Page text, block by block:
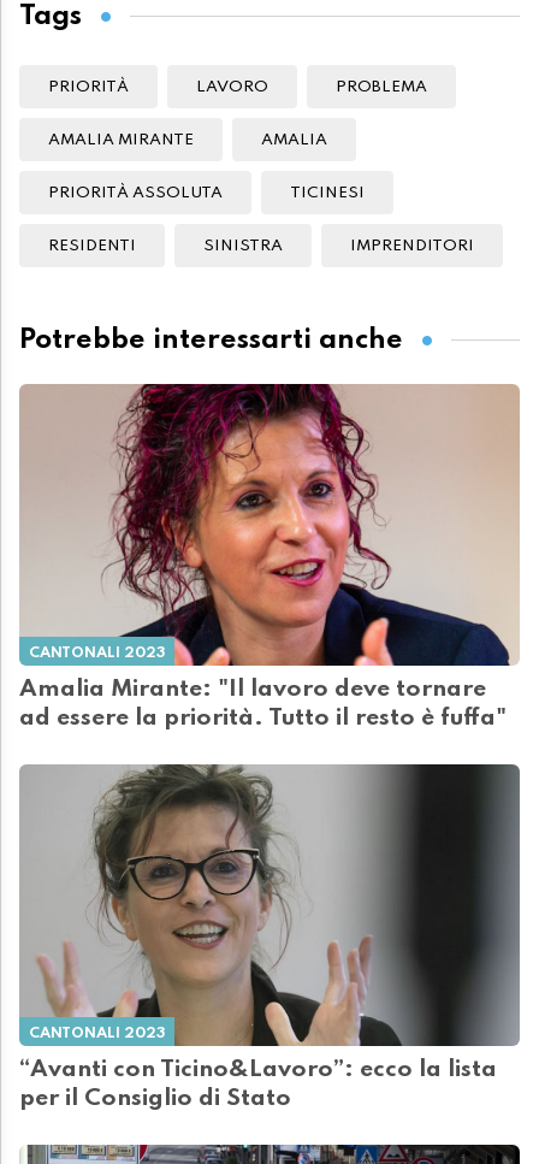
Tags
PRIORITÀ LAVORO PROBLEMA
AMALIA MIRANTE AMALIA
PRIORITÀ ASSOLUTA TICINESI
RESIDENTI SINISTRA IMPRENDITORI
Potrebbe interessarti anche
CANTONALI 2023
Amalia Mirante: "Il lavoro deve tornare
ad essere la priorità. Tutto il resto è fuffa"
CANTONALI 2023
“Avanti con Ticino&Lavoro”: ecco la lista
per il Consiglio di Stato